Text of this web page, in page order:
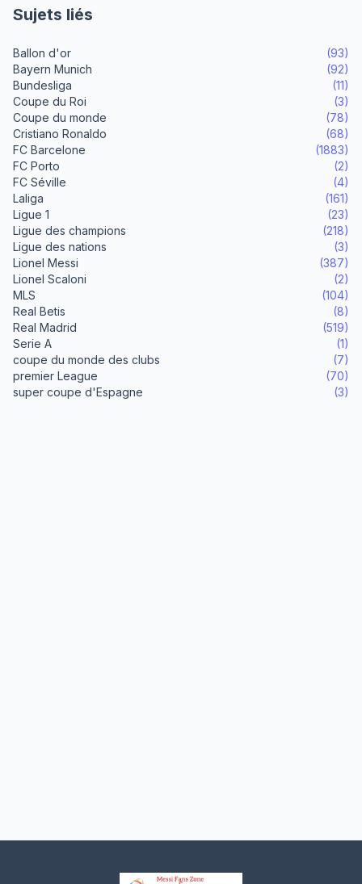
Sujets liés
Ballon d'or
(93)
Bayern Munich
(92)
Bundesliga
(11)
Coupe du Roi
(3)
Coupe du monde
(78)
Cristiano Ronaldo
(68)
FC Barcelone
(1883)
FC Porto
(2)
FC Séville
(4)
Laliga
(161)
Ligue 1
(23)
Ligue des champions
(218)
Ligue des nations
(3)
Lionel Messi
(387)
Lionel Scaloni
(2)
MLS
(104)
Real Betis
(8)
Real Madrid
(519)
Serie A
(1)
coupe du monde des clubs
(7)
premier League
(70)
super coupe d'Espagne
(3)